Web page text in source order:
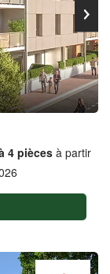
4 piècesà partir